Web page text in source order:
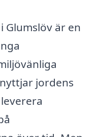
Glumslöv är en
jordens